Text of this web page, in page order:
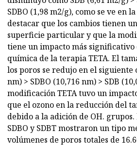
SDBO (1,98 m2/g), como se ve en
destacar que los cambios tienen
superficie particular y que la
tiene un impacto más
química de la terapia TETA. El
los poros se redujo en el siguiente
nm) > SDBO (10,716 nm) > SDB
modificación TETA tuvo un
que el ozono en la reducción del
debido a la adición de OH. grupos.
SDBO y SDBT mostraron un tipo
volúmenes de poros totales de